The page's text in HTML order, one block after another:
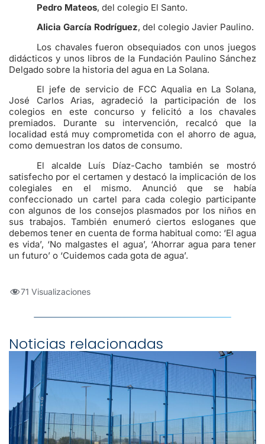
Pedro Mateos, del colegio El Santo.
Alicia García Rodríguez, del colegio Javier Paulino.
Los chavales fueron obsequiados con unos juegos
didácticos y unos libros de la Fundación Paulino Sánchez
Delgado sobre la historia del agua en La Solana.
El jefe de servicio de FCC Aqualia en La Solana,
José Carlos Arias, agradeció la participación de los
colegios en este concurso y felicitó a los chavales
premiados. Durante su intervención, recalcó que la
localidad está muy comprometida con el ahorro de agua,
como demuestran los datos de consumo.
El alcalde Luís Díaz-Cacho también se mostró
satisfecho por el certamen y destacó la implicación de los
colegiales en el mismo. Anunció que se había
confeccionado un cartel para cada colegio participante
con algunos de los consejos plasmados por los niños en
sus trabajos. También enumeró ciertos esloganes que
debemos tener en cuenta de forma habitual como: ‘El agua
es vida’, ‘No malgastes el agua’, ‘Ahorrar agua para tener
un futuro’ o ‘Cuidemos cada gota de agua’.
71 Visualizaciones
Noticias relacionadas